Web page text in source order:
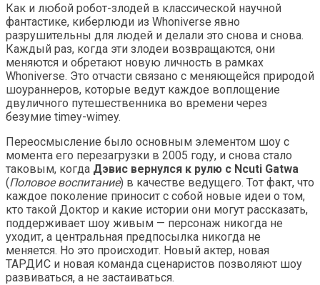
Как и любой робот-злодей в классической научной
фантастике, киберлюди из Whoniverse явно
разрушительны для людей и делали это снова и снова.
Каждый раз, когда эти злодеи возвращаются, они
меняются и обретают новую личность в рамках
Whoniverse. Это отчасти связано с меняющейся природой
шоураннеров, которые ведут каждое воплощение
двуличного путешественника во времени через
безумие timey-wimey.
Переосмысление было основным элементом шоу с
момента его перезагрузки в 2005 году, и снова стало
таковым, когда Дэвис вернулся к рулю с Ncuti Gatwa
(Половое воспитание) в качестве ведущего. Тот факт, что
каждое поколение приносит с собой новые идеи о том,
кто такой Доктор и какие истории они могут рассказать,
поддерживает шоу живым — персонаж никогда не
уходит, а центральная предпосылка никогда не
меняется. Но это происходит. Новый актер, новая
ТАРДИС и новая команда сценаристов позволяют шоу
развиваться, а не застаиваться.